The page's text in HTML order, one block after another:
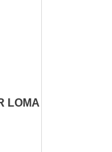
LOMA